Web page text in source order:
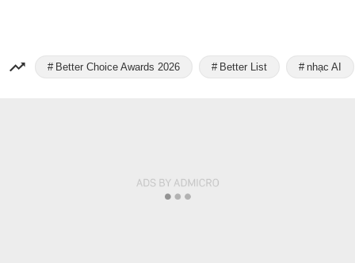
Better Choice Awards 2026 Better List nhạc AI